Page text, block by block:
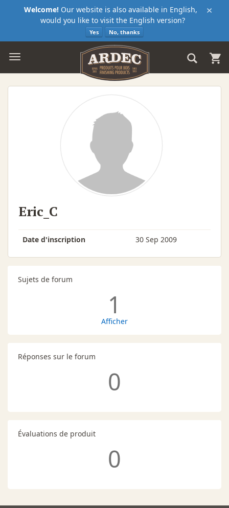
×
Welcome! Our website is also available in English,
would you like to visit the English version?
Yes No, thanks
Eric_C
Date d'inscription 30 Sep 2009
Sujets de forum
1
Afficher
Réponses sur le forum
0
Évaluations de produit
0